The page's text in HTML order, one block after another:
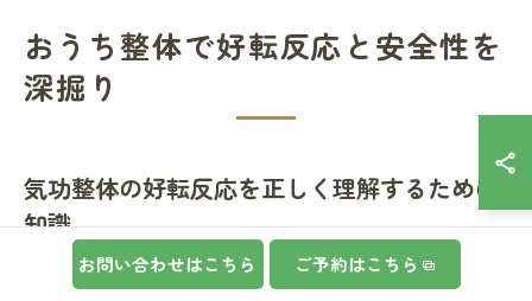
おうち整体で好転反応と安全性を
深掘り
気功整体の好転反応を正しく理解するための
知識
気功整体を日本おうち整体協会の講座で学ぶ際、好転反
お問い合わせはこちら ご予約はこちら